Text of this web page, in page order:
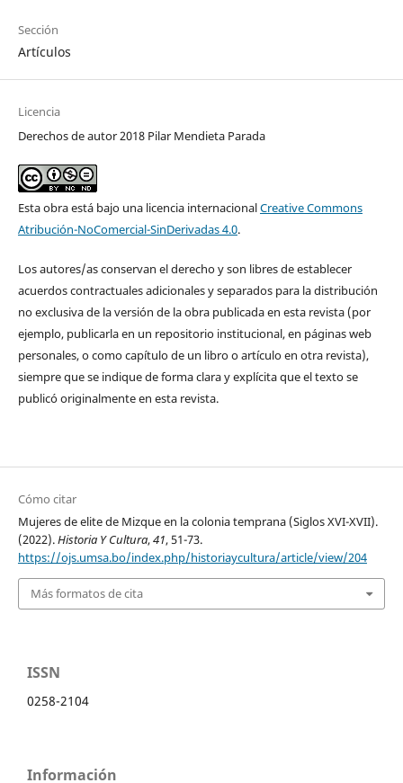
Sección
Artículos
Licencia
Derechos de autor 2018 Pilar Mendieta Parada
Esta obra está bajo una licencia internacionalCreative Commons
Atribución-NoComercial-SinDerivadas 4.0.
Los autores/as conservan el derecho y son libres de establecer
acuerdos contractuales adicionales y separados para la distribución
no exclusiva de la versión de la obra publicada en esta revista (por
ejemplo, publicarla en un repositorio institucional, en páginas web
personales, o como capítulo de un libro o artículo en otra revista),
siempre que se indique de forma clara y explícita que el texto se
publicó originalmente en esta revista.
Cómo citar
Mujeres de elite de Mizque en la colonia temprana (Siglos XVI-XVII).
(2022).Historia Y Cultura,41, 51-73.
https://ojs.umsa.bo/index.php/historiaycultura/article/view/204
Más formatos de cita
ISSN
0258-2104
Información